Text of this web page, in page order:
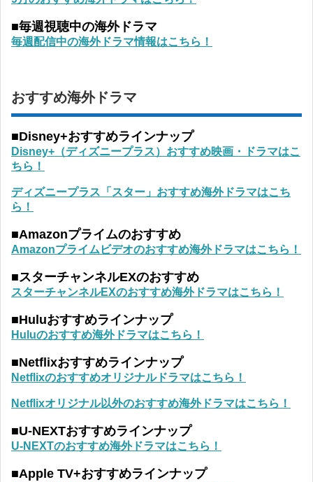
■毎週視聴中の海外ドラマ
毎週配信中の海外ドラマ情報はこちら！
おすすめ海外ドラマ
■Disney+おすすめラインナップ
Disney+（ディズニープラス）おすすめ映画・ドラマはこ
ちら！
ディズニープラス「スター」おすすめ海外ドラマはこち
ら！
■Amazonプライムのおすすめ
Amazonプライムビデオのおすすめ海外ドラマはこちら！
■スターチャンネルEXのおすすめ
スターチャンネルEXのおすすめ海外ドラマはこちら！
■Huluおすすめラインナップ
Huluのおすすめ海外ドラマはこちら！
■Netflixおすすめラインナップ
Netflixのおすすめオリジナルドラマはこちら！
Netflixオリジナル以外のおすすめ海外ドラマはこちら！
■U-NEXTおすすめラインナップ
U-NEXTのおすすめ海外ドラマはこちら！
■Apple TV+おすすめラインナップ